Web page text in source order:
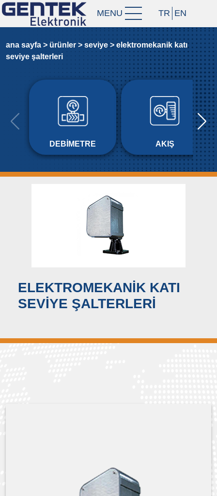
MENU TR EN
ana sayfa > ürünler > sevi̇ye > elektromekani̇k kati
sevi̇ye şalterleri̇
DEBIMETRE AKIŞ
ELEKTROMEKANİK KATI
SEVİYE ŞALTERLERİ